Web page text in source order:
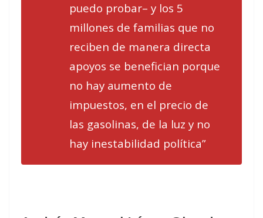
puedo probar– y los 5
millones de familias que no
reciben de manera directa
apoyos se benefician porque
no hay aumento de
impuestos, en el precio de
las gasolinas, de la luz y no
hay inestabilidad política”